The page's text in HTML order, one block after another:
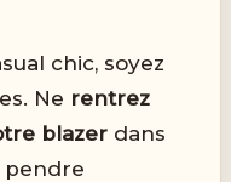
chic, soyez
Ne rentrez
blazer dans
pendre